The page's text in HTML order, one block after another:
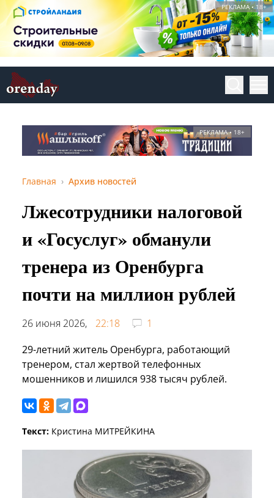
РЕКЛАМА • 18+
РЕКЛАМА • 18+
Главная Архив новостей
Лжесотрудники налоговой
и «Госуслуг» обманули
тренера из Оренбурга
почти на миллион рублей
26 июня 2026, 22:18
1
29-летний житель Оренбурга, работающий
тренером, стал жертвой телефонных
мошенников и лишился 938 тысяч рублей.
Текст: Кристина МИТРЕЙКИНА